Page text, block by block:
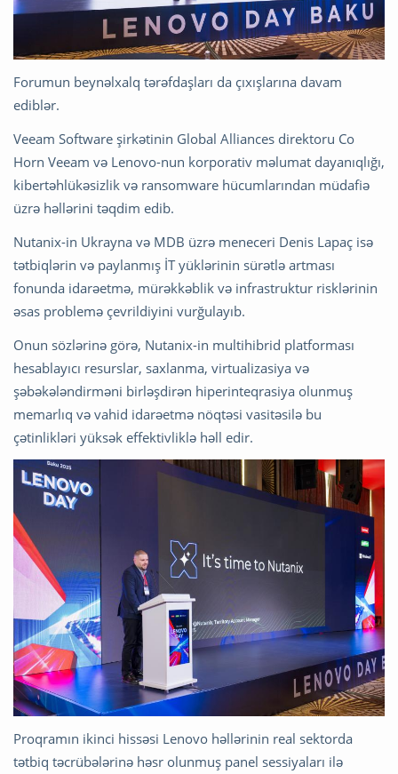
Forumun beynəlxalq tərəfdaşları da çıxışlarına davam
ediblər.
Veeam Software şirkətinin Global Alliances direktoru Co
Horn Veeam və Lenovo-nun korporativ məlumat dayanıqlığı,
kibertəhlükəsizlik və ransomware hücumlarından müdafiə
üzrə həllərini təqdim edib.
Nutanix-in Ukrayna və MDB üzrə meneceri Denis Lapaç isə
tətbiqlərin və paylanmış İT yüklərinin sürətlə artması
fonunda idarəetmə, mürəkkəblik və infrastruktur risklərinin
əsas problemə çevrildiyini vurğulayıb.
Onun sözlərinə görə, Nutanix-in multihibrid platforması
hesablayıcı resurslar, saxlanma, virtualizasiya və
şəbəkələndirməni birləşdirən hiperinteqrasiya olunmuş
memarlıq və vahid idarəetmə nöqtəsi vasitəsilə bu
çətinlikləri yüksək effektivliklə həll edir.
Proqramın ikinci hissəsi Lenovo həllərinin real sektorda
tətbiq təcrübələrinə həsr olunmuş panel sessiyaları ilə